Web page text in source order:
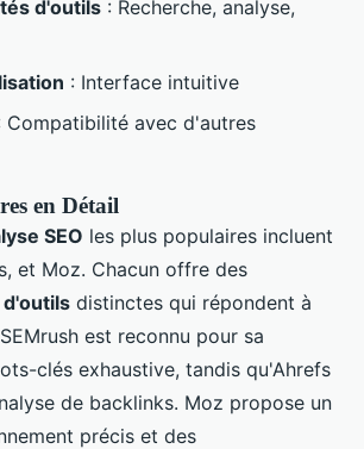
d'outils : Recherche, analyse,
: Interface intuitive
Compatibilité avec d'autres
en Détail
SEO les plus populaires incluent
et Moz. Chacun offre des
distinctes qui répondent à
est reconnu pour sa
clés exhaustive, tandis qu'Ahrefs
de backlinks. Moz propose un
précis et des